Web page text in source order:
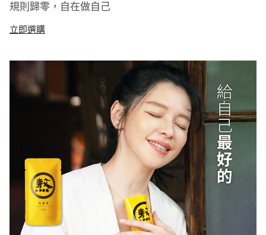
規則歸零，自在做自己
立即選購